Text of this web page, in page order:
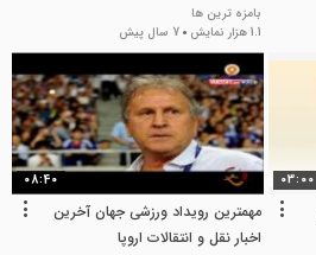
بامزه ترین ها
1.1 هزار نمایش
7 سال پیش
03:00
08:40
مهمترین رویداد ورزشی جهان آخرین
اخبار نقل و انتقالات اروپا